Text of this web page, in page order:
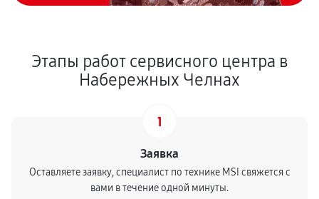
Этапы работ сервисного центра в
Набережных Челнах
1
Заявка
Оставляете заявку, специалист по технике MSI свяжется с
вами в течение одной минуты.